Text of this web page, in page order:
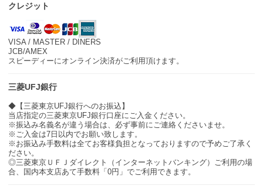
クレジット
VISA / MASTER / DINERS
JCB/AMEX
スピーディーにオンライン決済がご利用頂けます。
三菱UFJ銀行
◆【三菱東京UFJ銀行へのお振込】
当店指定の三菱東京UFJ銀行口座にご入金ください。
※振込み名義名が違う場合は、必ず事前にご連絡くださいませ。
※ご入金は7日以内でお願い致します。
※お振込み手数料は全てお客様負担となっておりますので予めご了承く
ださい。
◎三菱東京ＵＦＪダイレクト（インターネットバンキング）ご利用の場
合、国内本支店あて手数料「0円」でご利用できます。